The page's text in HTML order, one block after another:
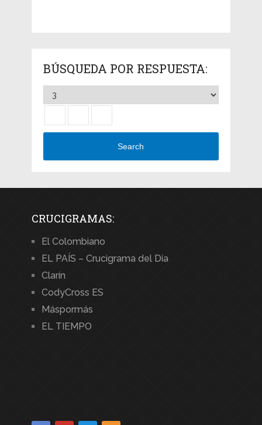
BÚSQUEDA POR RESPUESTA:
Search
CRUCIGRAMAS:
El Colombiano
EL PAÍS – Crucigrama del Día
Clarín
CodyCross ES
Máspormás
EL TIEMPO